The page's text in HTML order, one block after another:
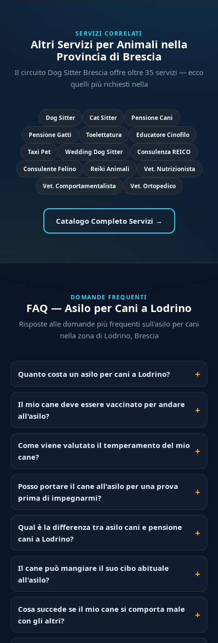
SERVIZI CORRELATI
Altri Servizi per Animali nella
Provincia di Brescia
Il circuito Dog Sitter Brescia offre oltre 35 servizi — ecco
quelli più richiesti nella
Dog Sitter Cat Sitter Pensione Cani
Pensione Gatti Toelettatura Educatore Cinofilo
Taxi Pet Wedding Dog Sitter Consulenza REICO
Consulente Felino Reiki Animali Vet. Nutrizionista
Vet. Comportamentalista Vet. Ortopedico
Catalogo Completo Servizi →
DOMANDE FREQUENTI
FAQ — Asilo per Cani a Lodrino
Risposte alle domande più frequenti sull'asilo per cani
nella zona di Lodrino, Brescia
Quanto costa un asilo per cani a Lodrino?
Il mio cane deve essere vaccinato per andare
all'asilo?
Come viene valutato il temperamento del mio
cane?
Posso portare il cane all'asilo per una prova
prima di impegnarmi?
Qual è la differenza tra asilo cani e pensione
cani a Lodrino?
Il cane può mangiare il suo cibo abituale
all'asilo?
Cosa succede se il mio cane si comporta male
con gli altri?